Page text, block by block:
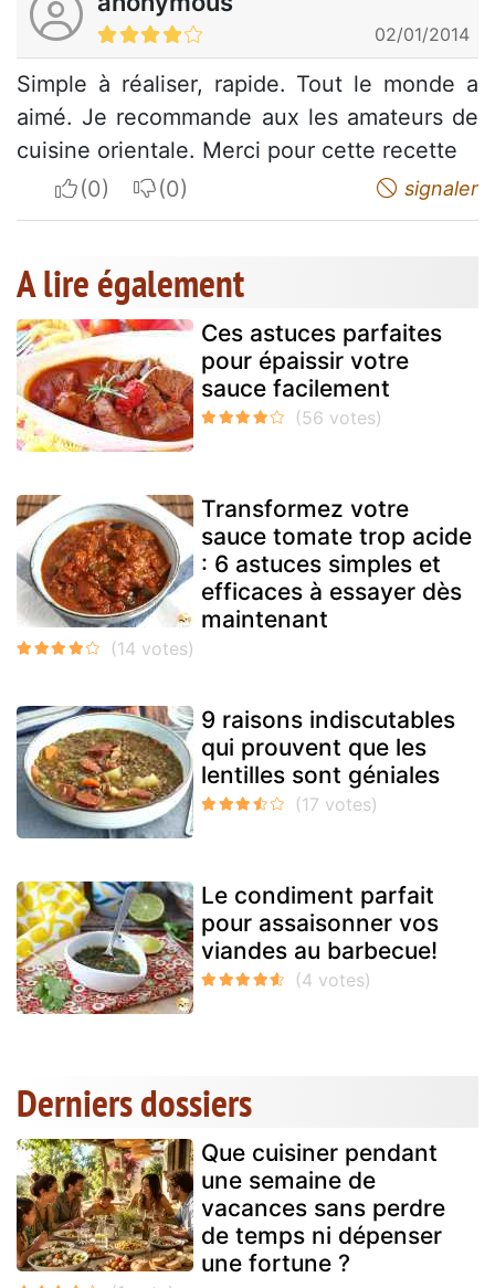
02/01/2014
Simple à réaliser, rapide. Tout le monde a
aimé. Je recommande aux les amateurs de
cuisine orientale. Merci pour cette recette
I apreciateI do not appreciate signaler
A lire également
Ces astuces parfaites
pour épaissir votre
sauce facilement
Transformez votre
sauce tomate trop acide
: 6 astuces simples et
efficaces à essayer dès
maintenant
9 raisons indiscutables
qui prouvent que les
lentilles sont géniales
Le condiment parfait
pour assaisonner vos
viandes au barbecue!
Derniers dossiers
Que cuisiner pendant
une semaine de
vacances sans perdre
de temps ni dépenser
une fortune ?